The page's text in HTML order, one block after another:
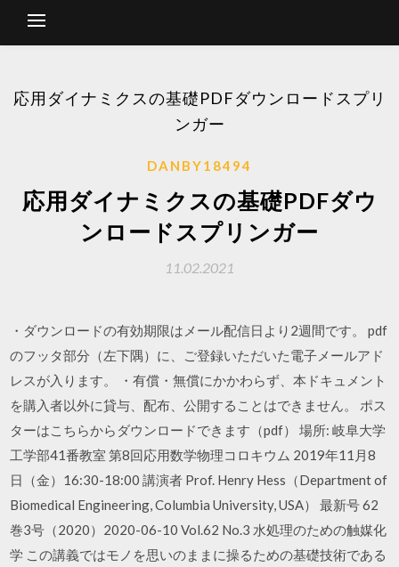
応用ダイナミクスの基礎PDFダウンロードスプリ
ンガー
DANBY18494
応用ダイナミクスの基礎PDFダウ
ンロードスプリンガー
11.02.2021
・ダウンロードの有効期限はメール配信日より2週間です。 pdf
のフッタ部分（左下隅）に、ご登録いただいた電子メールアド
レスが入ります。 ・有償・無償にかかわらず、本ドキュメント
を購入者以外に貸与、配布、公開することはできません。 ポス
ターはこちらからダウンロードできます（pdf） 場所: 岐阜大学
工学部41番教室 第8回応用数学物理コロキウム 2019年11月8
日（金）16:30-18:00 講演者 Prof. Henry Hess（Department of
Biomedical Engineering, Columbia University, USA） 最新号 62
巻3号（2020）2020-06-10 Vol.62 No.3 水処理のための触媒化
学 この講義ではモノを思いのままに操るための基礎技術である